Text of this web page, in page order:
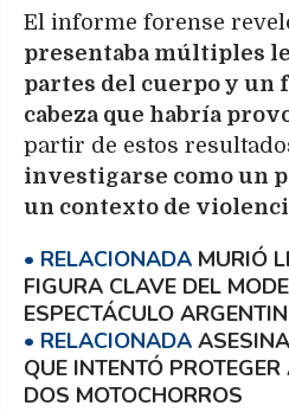
El informe forense
presentaba múltiples
partes del cuerpo y un
cabeza que habría
partir de estos
investigarse como un
un contexto de
MURIÓ
FIGURA CLAVE DEL
ESPECTÁCULO
QUE INTENTÓ
DOS MOTOCHORROS